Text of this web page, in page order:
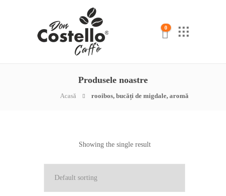
0
Produsele noastre
Acasă rooibos, bucăți de migdale, aromă
Showing the single result